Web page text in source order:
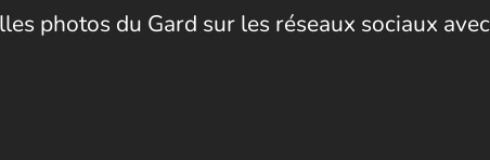
photos du Gard sur les réseaux sociaux